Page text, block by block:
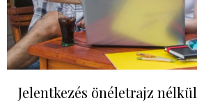
Jelentkezés önéletrajz